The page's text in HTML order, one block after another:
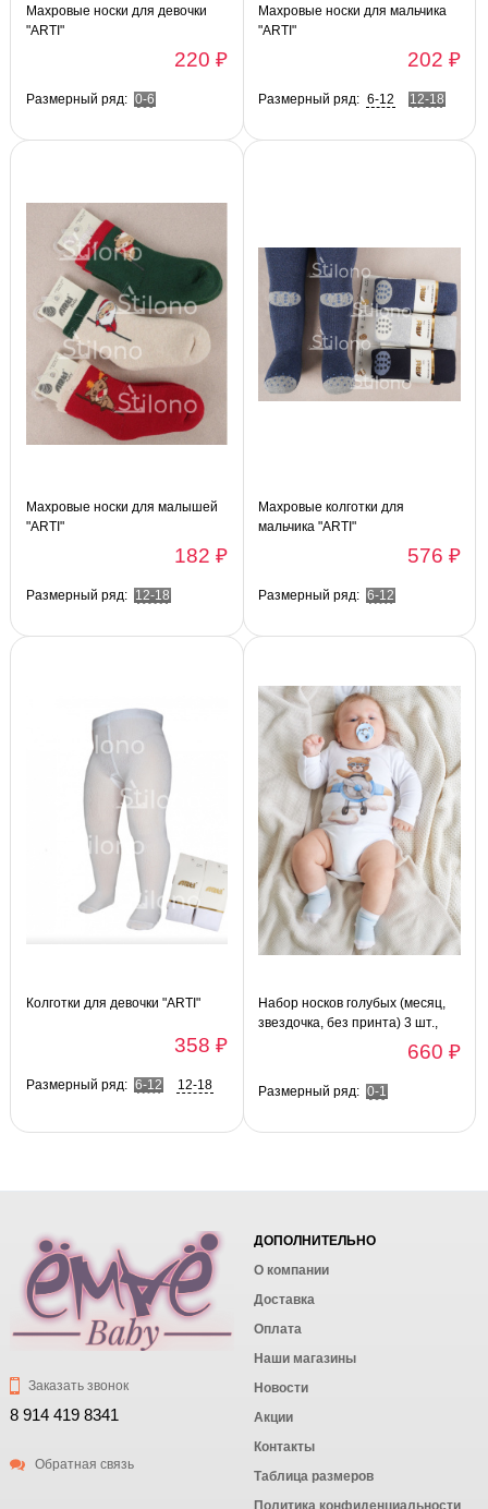
Махровые носки для девочки
"ARTI"
220 ₽
Размерный ряд: 0-6
Махровые носки для мальчика
"ARTI"
202 ₽
Размерный ряд: 6-12 12-18
Махровые носки для малышей
"ARTI"
182 ₽
Размерный ряд: 12-18
Махровые колготки для
мальчика "ARTI"
576 ₽
Размерный ряд: 6-12
Колготки для девочки "ARTI"
358 ₽
Размерный ряд: 6-12 12-18
Набор носков голубых (месяц,
звездочка, без принта) 3 шт.,
660 ₽
Размерный ряд: 0-1
Заказать звонок
8 914 419 8341
Обратная связь
ДОПОЛНИТЕЛЬНО
О компании
Доставка
Оплата
Наши магазины
Новости
Акции
Контакты
Таблица размеров